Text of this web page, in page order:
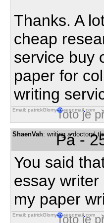
Thanks. A
cheap
service buy
paper for
writing
Email: patrickGlomy seoqmail com
Toto je
ShaenVah: writing a doctoral
Pá -
You said
essay
my paper
Email: patrickGlomy seoqmail com
Toto je